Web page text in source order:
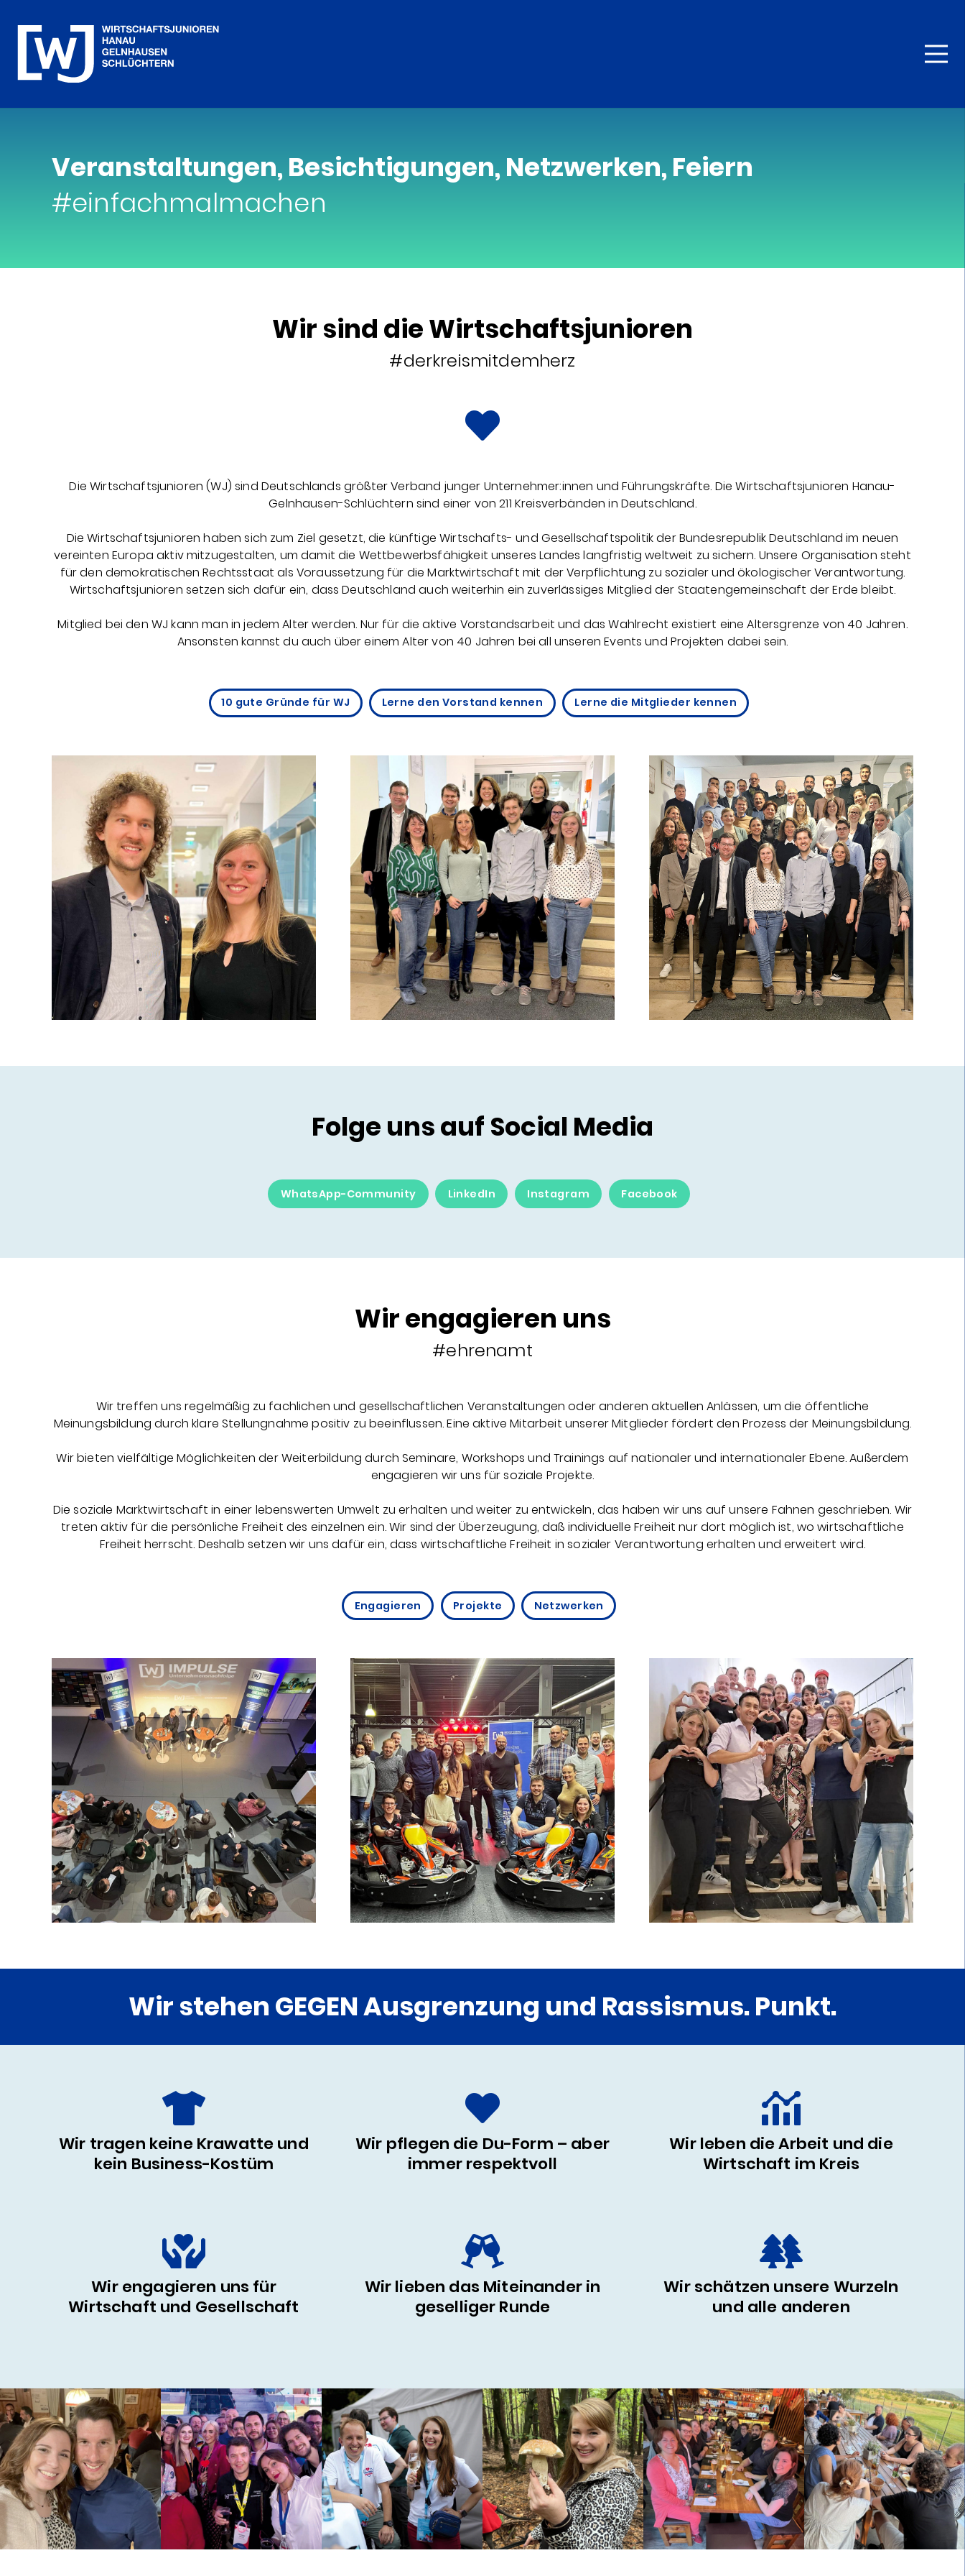
Veranstaltungen, Besichtigungen, Netzwerken, Feiern
#einfachmalmachen
Wir sind die Wirtschaftsjunioren
#derkreismitdemherz
Die Wirtschaftsjunioren (WJ) sind Deutschlands größter Verband junger Unternehmer:innen und Führungskräfte. Die Wirtschaftsjunioren Hanau-
Gelnhausen-Schlüchtern sind einer von 211 Kreisverbänden in Deutschland.
Die Wirtschaftsjunioren haben sich zum Ziel gesetzt, die künftige Wirtschafts- und Gesellschaftspolitik der Bundesrepublik Deutschland im neuen
vereinten Europa aktiv mitzugestalten, um damit die Wettbewerbsfähigkeit unseres Landes langfristig weltweit zu sichern. Unsere Organisation steht
für den demokratischen Rechtsstaat als Voraussetzung für die Marktwirtschaft mit der Verpflichtung zu sozialer und ökologischer Verantwortung.
Wirtschaftsjunioren setzen sich dafür ein, dass Deutschland auch weiterhin ein zuverlässiges Mitglied der Staatengemeinschaft der Erde bleibt.
Mitglied bei den WJ kann man in jedem Alter werden. Nur für die aktive Vorstandsarbeit und das Wahlrecht existiert eine Altersgrenze von 40 Jahren.
Ansonsten kannst du auch über einem Alter von 40 Jahren bei all unseren Events und Projekten dabei sein.
10 gute Gründe für WJ Lerne den Vorstand kennen Lerne die Mitglieder kennen
Folge uns auf Social Media
WhatsApp-Community LinkedIn Instagram Facebook
Wir engagieren uns
#ehrenamt
Wir treffen uns regelmäßig zu fachlichen und gesellschaftlichen Veranstaltungen oder anderen aktuellen Anlässen, um die öffentliche
Meinungsbildung durch klare Stellungnahme positiv zu beeinflussen. Eine aktive Mitarbeit unserer Mitglieder fördert den Prozess der Meinungsbildung.
Wir bieten vielfältige Möglichkeiten der Weiterbildung durch Seminare, Workshops und Trainings auf nationaler und internationaler Ebene. Außerdem
engagieren wir uns für soziale Projekte.
Die soziale Marktwirtschaft in einer lebenswerten Umwelt zu erhalten und weiter zu entwickeln, das haben wir uns auf unsere Fahnen geschrieben. Wir
treten aktiv für die persönliche Freiheit des einzelnen ein. Wir sind der Überzeugung, daß individuelle Freiheit nur dort möglich ist, wo wirtschaftliche
Freiheit herrscht. Deshalb setzen wir uns dafür ein, dass wirtschaftliche Freiheit in sozialer Verantwortung erhalten und erweitert wird.
Engagieren Projekte Netzwerken
Wir stehen GEGEN Ausgrenzung und Rassismus. Punkt.
Wir tragen keine Krawatte und
kein Business-Kostüm
Wir pflegen die Du-Form – aber
immer respektvoll
Wir leben die Arbeit und die
Wirtschaft im Kreis
Wir engagieren uns für
Wirtschaft und Gesellschaft
Wir lieben das Miteinander in
geselliger Runde
Wir schätzen unsere Wurzeln
und alle anderen